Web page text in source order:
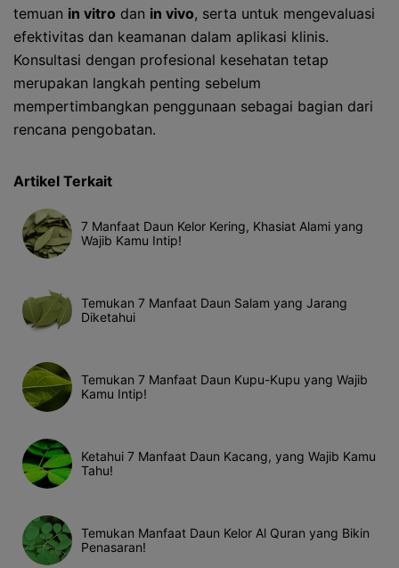
temuan in vitro dan in vivo, serta untuk mengevaluasi
efektivitas dan keamanan dalam aplikasi klinis.
Konsultasi dengan profesional kesehatan tetap
merupakan langkah penting sebelum
mempertimbangkan penggunaan sebagai bagian dari
rencana pengobatan.
Artikel Terkait
7 Manfaat Daun Kelor Kering, Khasiat Alami yang
Wajib Kamu Intip!
Temukan 7 Manfaat Daun Salam yang Jarang
Diketahui
Temukan 7 Manfaat Daun Kupu-Kupu yang Wajib
Kamu Intip!
Ketahui 7 Manfaat Daun Kacang, yang Wajib Kamu
Tahu!
Temukan Manfaat Daun Kelor Al Quran yang Bikin
Penasaran!